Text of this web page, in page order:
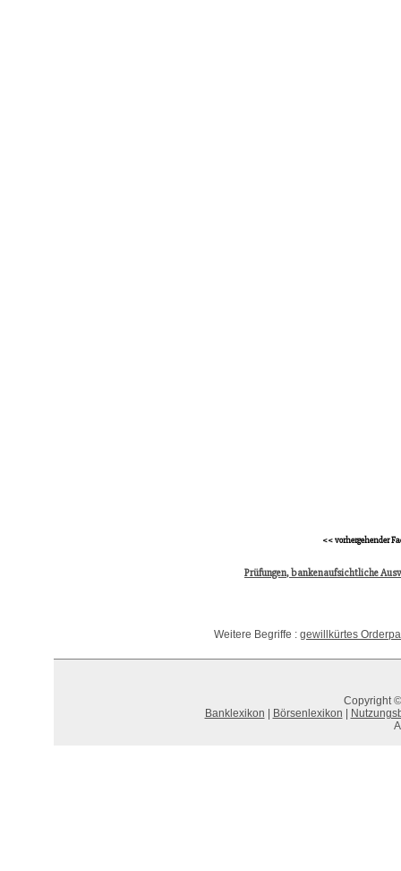
<< vorhergehender
Prüfungen, bankenaufsichtliche
Weitere Begriffe : gewillkürtes
Copyright
Banklexikon
Börsenlexikon